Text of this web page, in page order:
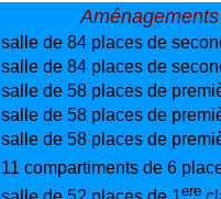
Aménagements
salle de 84 places de
salle de 84 places de
salle de 58 places de
salle de 58 places de
salle de 58 places de
11 compartiments de 6
ere